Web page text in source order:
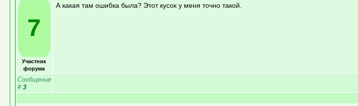
7
Участник
форума
А какая там ошибка была? Этот кусок у меня точно такой.
Сообщение
# 3